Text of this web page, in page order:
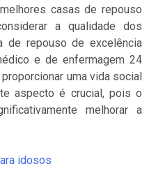
casas de repouso
a qualidade dos
de repouso de excelência
e de enfermagem 24
uma vida social
aspecto é crucial, pois o
melhorar a
idosos